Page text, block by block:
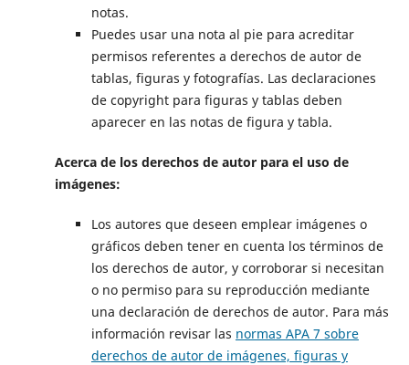
notas.
Puedes usar una nota al pie para acreditar
permisos referentes a derechos de autor de
tablas, figuras y fotografías. Las declaraciones
de copyright para figuras y tablas deben
aparecer en las notas de figura y tabla.
Acerca de los derechos de autor para el uso de
imágenes:
Los autores que deseen emplear imágenes o
gráficos deben tener en cuenta los términos de
los derechos de autor, y corroborar si necesitan
o no permiso para su reproducción mediante
una declaración de derechos de autor. Para más
información revisar las normas APA 7 sobre
derechos de autor de imágenes, figuras y